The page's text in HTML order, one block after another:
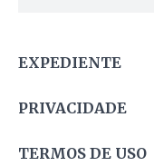
EXPEDIENTE
PRIVACIDADE
TERMOS DE USO